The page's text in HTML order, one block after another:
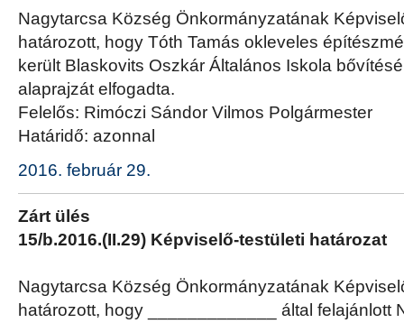
Nagytarcsa Község Önkormányzatának
határozott, hogy Tóth Tamás okleveles
került Blaskovits Oszkár Általános Iskola
alaprajzát elfogadta.
Felelős: Rimóczi Sándor Vilmos Polgármester
Határidő: azonnal
2016. február 29.
Zárt ülés
15/b.2016.(II.29) Képviselő-testületi határozat
Nagytarcsa Község Önkormányzatának
határozott, hogy _____________ által felajánlott